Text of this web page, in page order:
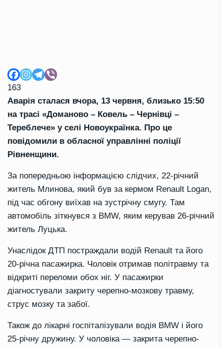
163
Аварія сталася вчора, 13 червня, близько 15:50
на трасі «Доманово – Ковель – Чернівці –
Тереблече» у селі Новоукраїнка. Про це
повідомили в обласної управлінні поліції
Рівненщини.
За попередньою інформацією слідчих, 22-річний
житель Млинова, який був за кермом Renault Logan,
під час обгону виїхав на зустрічну смугу. Там
автомобіль зіткнувся з BMW, яким керував 26-річний
житель Луцька.
Унаслідок ДТП постраждали водій Renault та його
20-річна пасажирка. Чоловік отримав політравму та
відкриті переломи обох ніг. У пасажирки
діагностували закриту черепно-мозкову травму,
струс мозку та забої.
Також до лікарні госпіталізували водія BMW і його
25-річну дружину. У чоловіка — закрита черепно-